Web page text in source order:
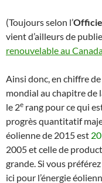
(Toujours selon l’Officie
vient d’ailleurs de
renouvelable au
Ainsi donc, en chiffre
mondial au chapitre de
le 2e rang pour ce qui
progrès quantitatif
éolienne de 2015 est
2005 et celle de
grande. Si vous
ici pour l’énergie